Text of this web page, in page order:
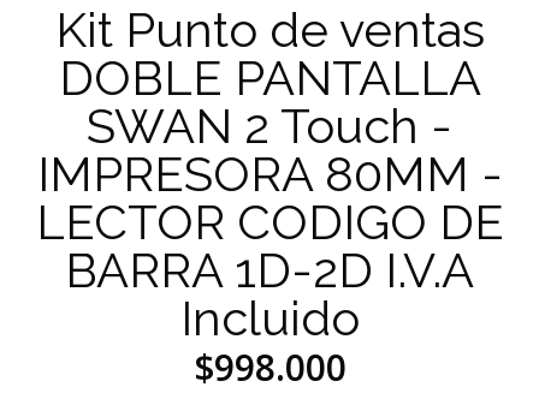
Kit Punto de ventas
DOBLE PANTALLA
SWAN 2 Touch -
IMPRESORA 80MM -
LECTOR CODIGO DE
BARRA 1D-2D I.V.A
Incluido
$998.000